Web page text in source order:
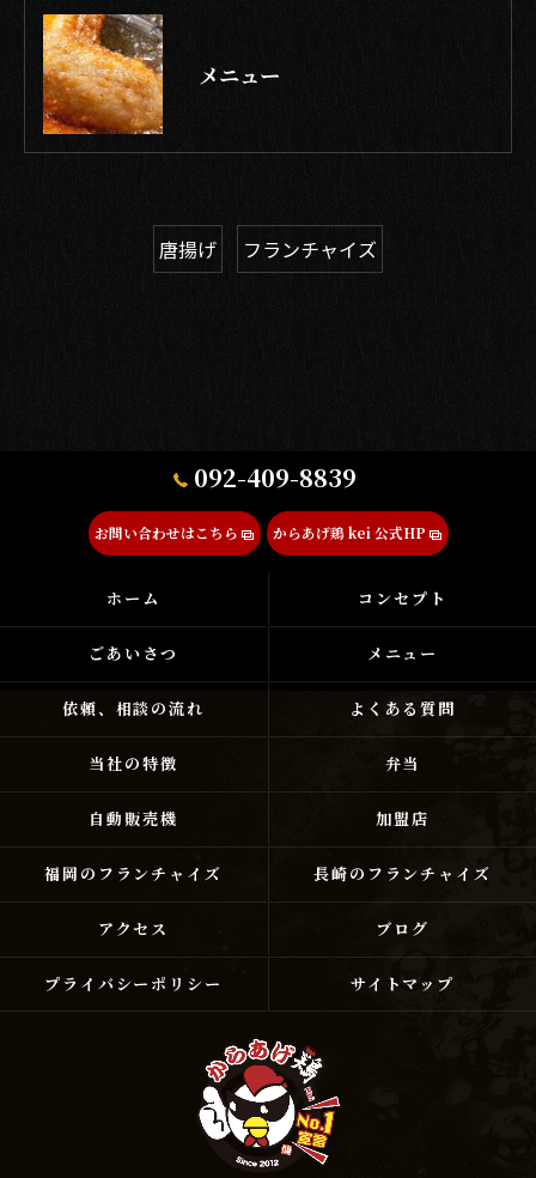
メニュー
唐揚げ フランチャイズ
092-409-8839
お問い合わせはこちら からあげ鶏 kei 公式HP
ホーム コンセプト
ごあいさつ メニュー
依頼、相談の流れ よくある質問
当社の特徴 弁当
自動販売機 加盟店
福岡のフランチャイズ 長崎のフランチャイズ
アクセス ブログ
プライバシーポリシー サイトマップ